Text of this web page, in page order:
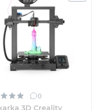
0
3D Creality